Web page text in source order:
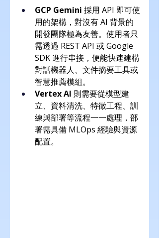
GCP Gemini 採用 API 即可使
用的架構，對沒有 AI 背景的
開發團隊極為友善。使用者只
需透過 REST API 或 Google
SDK 進行串接，便能快速建構
對話機器人、文件摘要工具或
智慧推薦模組。
Vertex AI 則需要從模型建
立、資料清洗、特徵工程、訓
練與部署等流程一一處理，部
署需具備 MLOps 經驗與資源
配置。